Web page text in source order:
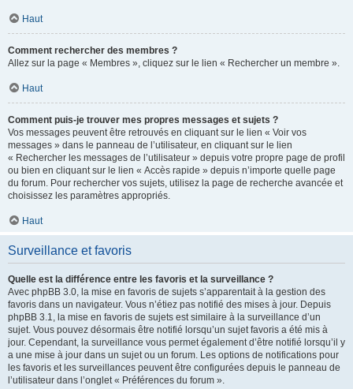
Haut
Comment rechercher des membres ?
Allez sur la page « Membres », cliquez sur le lien « Rechercher un membre ».
Haut
Comment puis-je trouver mes propres messages et sujets ?
Vos messages peuvent être retrouvés en cliquant sur le lien « Voir vos
messages » dans le panneau de l’utilisateur, en cliquant sur le lien
« Rechercher les messages de l’utilisateur » depuis votre propre page de profil
ou bien en cliquant sur le lien « Accès rapide » depuis n’importe quelle page
du forum. Pour rechercher vos sujets, utilisez la page de recherche avancée et
choisissez les paramètres appropriés.
Haut
Surveillance et favoris
Quelle est la différence entre les favoris et la surveillance ?
Avec phpBB 3.0, la mise en favoris de sujets s’apparentait à la gestion des
favoris dans un navigateur. Vous n’étiez pas notifié des mises à jour. Depuis
phpBB 3.1, la mise en favoris de sujets est similaire à la surveillance d’un
sujet. Vous pouvez désormais être notifié lorsqu’un sujet favoris a été mis à
jour. Cependant, la surveillance vous permet également d’être notifié lorsqu’il y
a une mise à jour dans un sujet ou un forum. Les options de notifications pour
les favoris et les surveillances peuvent être configurées depuis le panneau de
l’utilisateur dans l’onglet « Préférences du forum ».